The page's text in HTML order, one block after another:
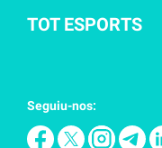
TOT ESPORTS
Seguiu-nos: